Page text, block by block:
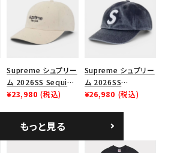
円 ～
円
在庫のない商品を表示する
絞り込んで検索する
Supreme シュプリー
ム 2026SS Sequin
Denim Classic
シックロゴ 6パネルキ
ャップ ナチュラル
¥23,980 (税込)
Supreme シュプリー
ム 2026SS
Pigment Coated S
ゴ 6パネル ネイビー
¥26,980 (税込)
もっと見る